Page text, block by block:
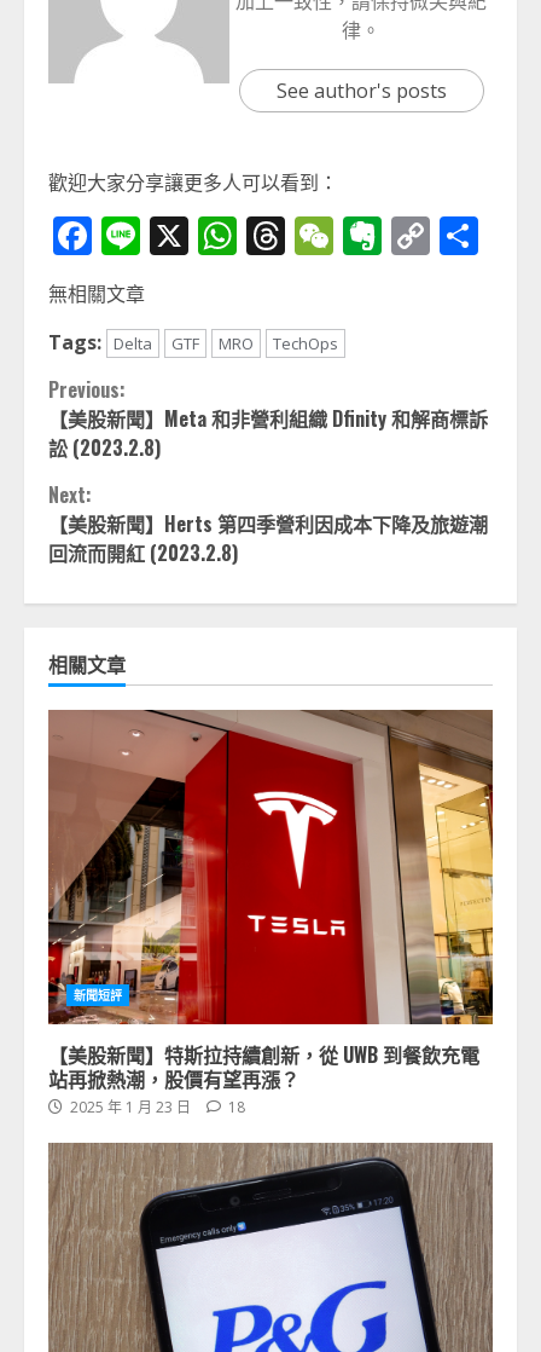
律。
See author's posts
歡迎大家分享讓更多人可以看到：
Facebook
Line
X WhatsApp
Threads
WeChat
Evernote
Copy
無相關文章
Tags:
Delta GTF MRO TechOps
Continue
Reading
Previous:
【美股新聞】Meta 和非營利組織 Dfinity 和解商標訴
訟 (2023.2.8)
Next:
【美股新聞】Herts 第四季營利因成本下降及旅遊潮
回流而開紅 (2023.2.8)
相關文章
新聞短評
【美股新聞】特斯拉持續創新，從 UWB 到餐飲充電
站再掀熱潮，股價有望再漲？
2025 年 1 月 23 日 18